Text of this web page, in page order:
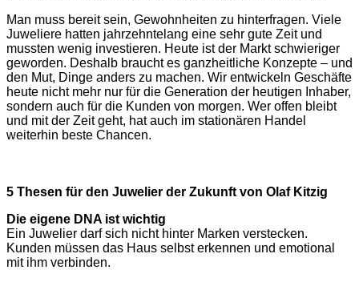
Man muss bereit sein, Gewohnheiten zu hinterfragen. Viele
Juweliere hatten jahrzehntelang eine sehr gute Zeit und
mussten wenig investieren. Heute ist der Markt schwieriger
geworden. Deshalb braucht es ganzheitliche Konzepte – und
den Mut, Dinge anders zu machen. Wir entwickeln Geschäfte
heute nicht mehr nur für die Generation der heutigen Inhaber,
sondern auch für die Kunden von morgen. Wer offen bleibt
und mit der Zeit geht, hat auch im stationären Handel
weiterhin beste Chancen.
5 Thesen für den Juwelier der Zukunft von Olaf Kitzig
Die eigene DNA ist wichtig
Ein Juwelier darf sich nicht hinter Marken verstecken.
Kunden müssen das Haus selbst erkennen und emotional
mit ihm verbinden.